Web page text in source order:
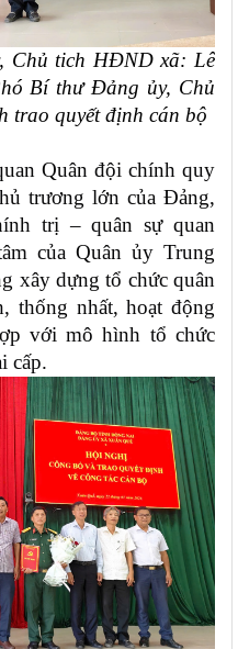
Chủ tich HĐND xã: Lê
Bí thư Đảng ủy, Chủ
trao quyết định cán bộ
Quân đội chính quy
trương lớn của Đảng,
trị – quân sự quan
của Quân ủy Trung
xây dựng tổ chức quân
thống nhất, hoạt động
với mô hình tổ chức
cấp.